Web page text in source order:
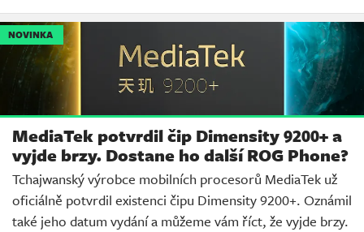
NOVINKA
MediaTek potvrdil čip Dimensity 9200+ a
vyjde brzy. Dostane ho další ROG Phone?
Tchajwanský výrobce mobilních procesorů MediaTek už
oficiálně potvrdil existenci čipu Dimensity 9200+. Oznámil
také jeho datum vydání a můžeme vám říct, že vyjde brzy.